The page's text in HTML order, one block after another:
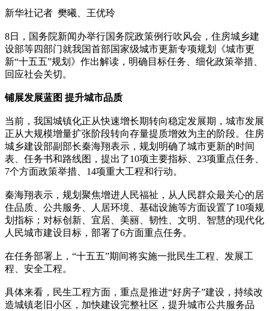
新华社记者 樊曦、王优玲
8日，国务院新闻办举行国务院政策例行吹风会，住房城乡建
设部等四部门就我国首部国家级城市更新专项规划《城市更
新“十五五”规划》作出解读，明确目标任务、细化政策举措、
回应社会关切。
铺展发展蓝图 提升城市品质
当前，我国城镇化正从快速增长期转向稳定发展期，城市发展
正从大规模增量扩张阶段转向存量提质增效为主的阶段。住房
城乡建设部副部长秦海翔表示，规划明确了城市更新的时间
表、任务书和路线图，提出了10项主要指标、23项重点任务、
7个方面政策举措、14项重大工程和行动。
秦海翔表示，规划聚焦增进人民福祉，从人民群众最关心的居
住品质、公共服务、人居环境、基础设施等方面设置了10项规
划指标；对标创新、宜居、美丽、韧性、文明、智慧的现代化
人民城市建设目标，部署了6方面重点任务。
在任务部署上，“十五五”期间将实施一批民生工程、发展工
程、安全工程。
具体来看，民生工程方面，重点是推进“好房子”建设，持续改
造城镇老旧小区，加快建设完整社区，提升城市公共服务品